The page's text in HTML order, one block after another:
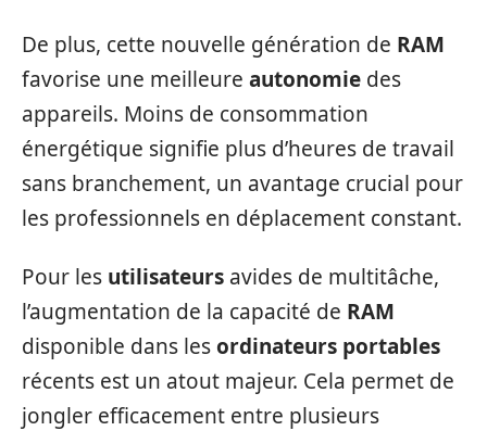
De plus, cette nouvelle génération de RAM
favorise une meilleure autonomie des
appareils. Moins de consommation
énergétique signifie plus d’heures de travail
sans branchement, un avantage crucial pour
les professionnels en déplacement constant.
Pour les utilisateurs avides de multitâche,
l’augmentation de la capacité de RAM
disponible dans lesordinateurs portables
récents est un atout majeur. Cela permet de
jongler efficacement entre plusieurs